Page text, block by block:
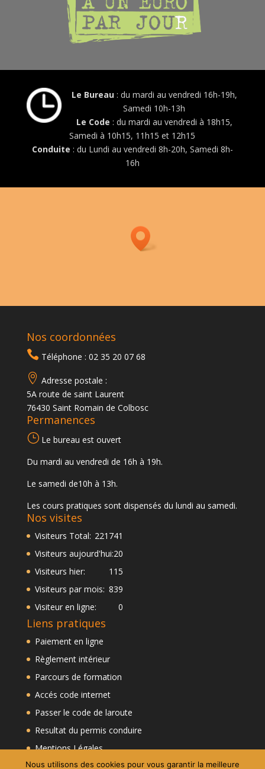
Le Bureau: du mardi au vendredi 16h-19h,
Samedi 10h-13h
Le Code : du mardi au vendredi à 18h15,
Samedi à 10h15, 11h15 et 12h15
Conduite : du Lundi au vendredi 8h-20h, Samedi 8h-
16h
Nos coordonnées
 Téléphone : 02 35 20 07 68
 Adresse postale :
5A route de saint Laurent
76430 Saint Romain de Colbosc
Permanences
}Le bureau est ouvert
Du mardi au vendredi de 16h à 19h.
Le samedi de10h à 13h.
Les cours pratiques sont dispensés du lundi au samedi.
Nos visites
221741
Visiteurs Total:
20
Visiteurs aujourd'hui:
115
Visiteurs hier:
839
Visiteurs par mois:
0
Visiteur en ligne:
Liens pratiques
Paiement en ligne
Règlement intérieur
Parcours de formation
Accés code internet
Passer le code de laroute
Resultat du permis conduire
Mentions Légales
Nous utilisons des cookies pour vous garantir la meilleure